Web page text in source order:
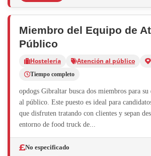
Miembro del Equipo de
Público
Hostelería Atención al público
Tiempo completo
opdogs Gibraltar busca dos miembros para su
al público. Este puesto es ideal para
que disfruten tratando con clientes y sepan
entorno de food truck de...
No especificado